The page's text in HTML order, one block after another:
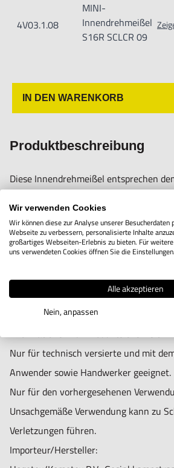
4V03.1.08
MINI-
Innendrehmeißel
S16R SCLCR 09
IN DEN WARENKORB
Produktbeschreibung
Diese Innendrehmeißel entsprechen
Wendeplatte vom Typ EPMW oder CCMT.
Informationen zur Produktsicherheit:
Nur für technisch versierte und mit
Anwender sowie Handwerker geeignet.
Nur für den vorhergesehenen
Unsachgemäße Verwendung kann zu
Verletzungen führen.
Importeur/Hersteller:
Wir verwenden Cookies
Wir können diese zur Analyse unserer Besucherdaten
Webseite zu verbessern, personalisierte Inhalte
großartiges Webseiten-Erlebnis zu bieten. Für
uns verwendeten Cookies öffnen Sie die Einstellungen.
Alle akzeptieren
Nein, anpassen